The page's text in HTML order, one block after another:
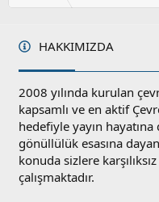
HAKKIMIZDA
2008 yılında kurulan
kapsamlı ve en aktif
hedefiyle yayın
gönüllülük esasına
konuda sizlere
çalışmaktadır.